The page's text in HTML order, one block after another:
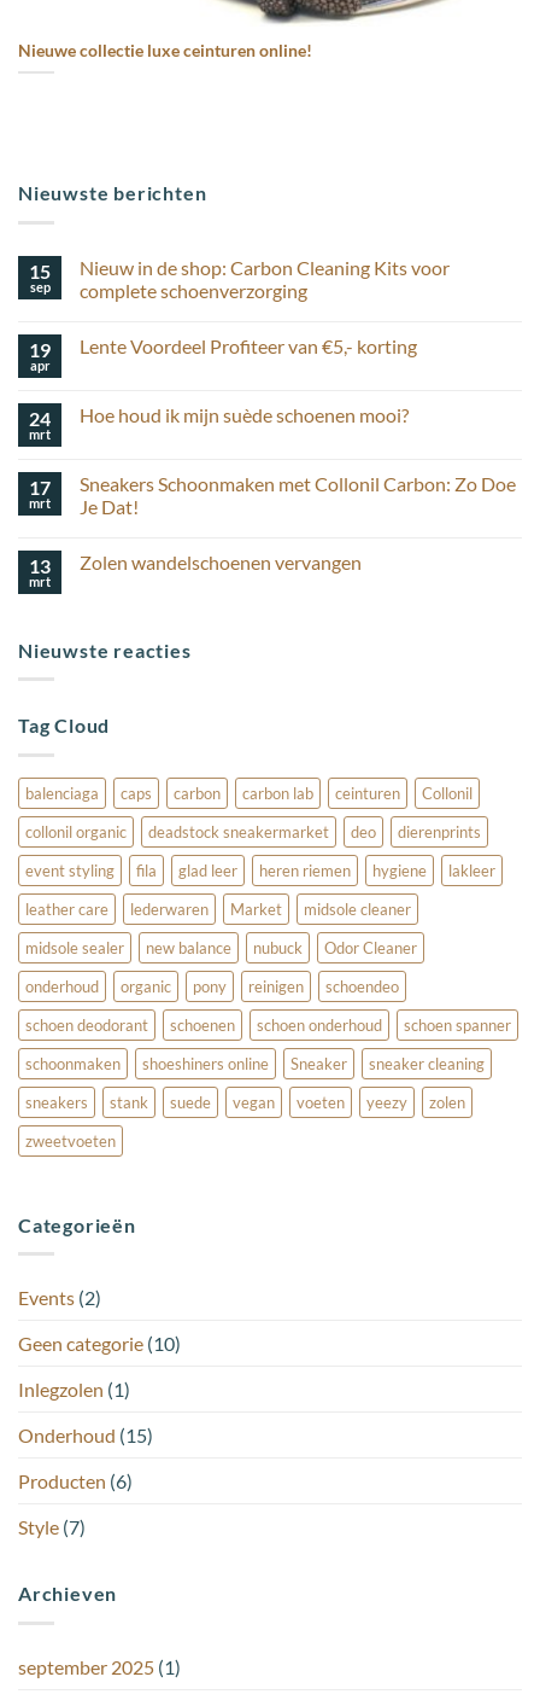
Nieuwe collectie luxe ceinturen online!
Nieuwste berichten
15
sep
Nieuw in de shop: Carbon Cleaning Kits voor
complete schoenverzorging
op
shop:
Carbon
complete
schoenverzorging
19
apr
Lente Voordeel Profiteer van €5,- korting
Lente
€5,-
korting
24
mrt
Hoe houd ik mijn suède schoenen mooi?
Hoe
houd
ik
schoenen
17
mrt
Sneakers Schoonmaken met Collonil Carbon: Zo Doe
Je Dat!
op
Zo
13
mrt
Zolen wandelschoenen vervangen
wandelschoenen
Nieuwste reacties
Tag Cloud
balenciaga caps carbon carbon lab ceinturen
Collonil
collonil organic
deadstock sneakermarket deo
dierenprints
event styling
fila glad leer heren riemen hygiene
lakleer
leather care
lederwaren Market
midsole cleaner
midsole sealer
new balance nubuck
Odor Cleaner
onderhoud
organic pony reinigen
schoendeo
schoen deodorant
schoenen schoen onderhoud
schoen spanner
schoonmaken
shoeshiners online Sneaker
sneaker cleaning
sneakers
stank suede vegan voeten yeezy
zolen
zweetvoeten
Categorieën
Events (2)
Geen categorie (10)
Inlegzolen (1)
Onderhoud (15)
Producten (6)
Style (7)
Archieven
september 2025 (1)